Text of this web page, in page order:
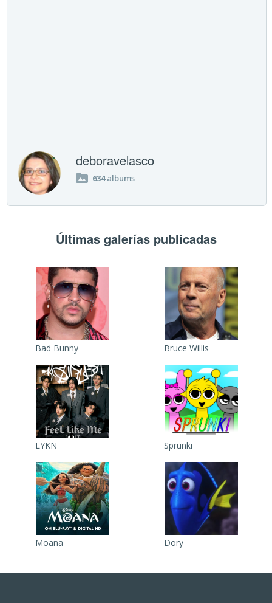
deboravelasco
634albums
Últimas galerías publicadas
Bad Bunny Bruce Willis
LYKN Sprunki
Moana Dory